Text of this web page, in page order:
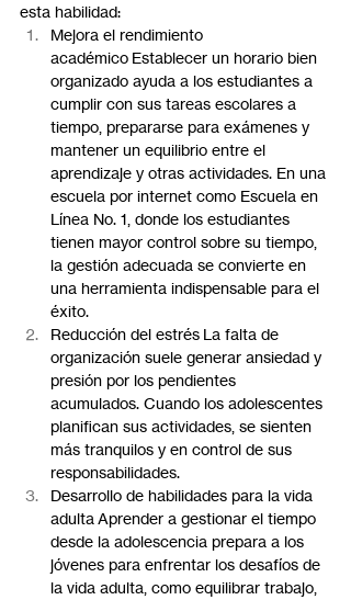
esta habilidad:
Mejora el rendimiento
académico Establecer un horario bien
organizado ayuda a los estudiantes a
cumplir con sus tareas escolares a
tiempo, prepararse para exámenes y
mantener un equilibrio entre el
aprendizaje y otras actividades. En una
escuela por internet como Escuela en
Línea No. 1, donde los estudiantes
tienen mayor control sobre su tiempo,
la gestión adecuada se convierte en
una herramienta indispensable para el
éxito.
Reducción del estrés La falta de
organización suele generar ansiedad y
presión por los pendientes
acumulados. Cuando los adolescentes
planifican sus actividades, se sienten
más tranquilos y en control de sus
responsabilidades.
Desarrollo de habilidades para la vida
adulta Aprender a gestionar el tiempo
desde la adolescencia prepara a los
jóvenes para enfrentar los desafíos de
la vida adulta, como equilibrar trabajo,